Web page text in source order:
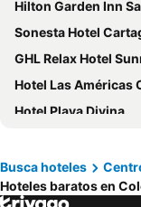
Hilton Garden Inn
Sonesta Hotel
GHL Relax Hotel
Hotel Las Américas
Hotel Playa Divina
Continental
Grand Sirenis San
Busca hoteles
Hoteles baratos en